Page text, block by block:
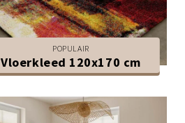
POPULAIR
Vloerkleed 120x170 cm